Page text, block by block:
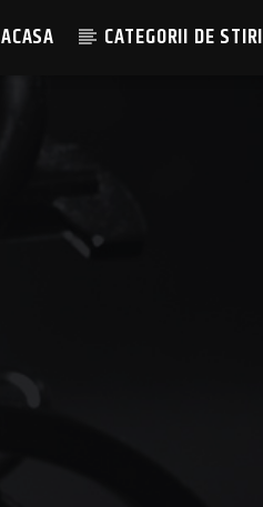
ACASA CATEGORII DE STIRI